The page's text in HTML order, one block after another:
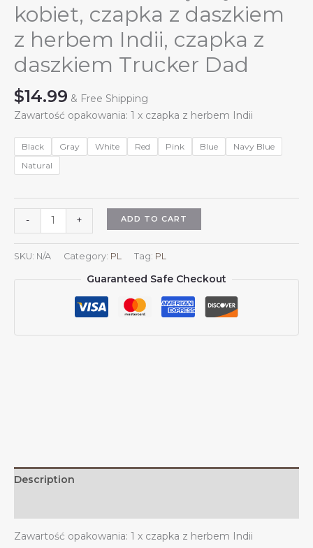
kobiet, czapka z daszkiem
z herbem Indii, czapka z
daszkiem Trucker Dad
$14.99 & Free Shipping
Zawartość opakowania: 1 x czapka z herbem Indii
Black Gray White Red Pink Blue
Navy Blue
Natural
-
z
daszkiem
z
herbem
z
herbem
czapka
z
+ ADD TO CART
SKU: N/A Category: PL Tag: PL
Guaranteed Safe Checkout
Description
Zawartość opakowania: 1 x czapka z herbem Indii